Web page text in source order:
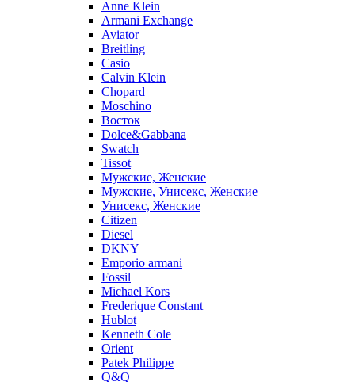
Anne Klein
Armani Exchange
Aviator
Breitling
Casio
Calvin Klein
Chopard
Moschino
Восток
Dolce&Gabbana
Swatch
Tissot
Мужские, Женские
Мужские, Унисекс, Женские
Унисекс, Женские
Citizen
Diesel
DKNY
Emporio armani
Fossil
Michael Kors
Frederique Constant
Hublot
Kenneth Cole
Orient
Patek Philippe
Q&Q